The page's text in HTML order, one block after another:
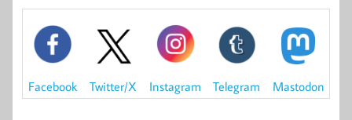
Facebook Twitter/X Instagram Telegram Mastodon